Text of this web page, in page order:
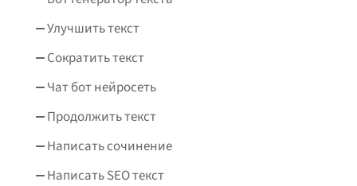
Улучшить текст
Сократить текст
Чат бот нейросеть
Продолжить текст
Написать сочинение
Написать SEO текст